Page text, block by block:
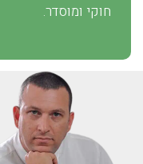
חוקי ומוסדר.